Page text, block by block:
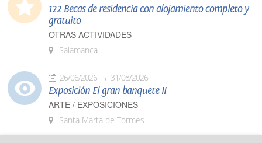
122 Becas de residencia con alojamiento completo y
gratuito
OTRAS ACTIVIDADES
Salamanca
26/06/2026 31/08/2026
Exposición El gran banquete II
ARTE / EXPOSICIONES
Santa Marta de Tormes